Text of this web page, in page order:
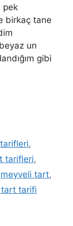
pek
birkaç tane
un
gibi
,
tarifleri,
meyveli tart,
tarifi